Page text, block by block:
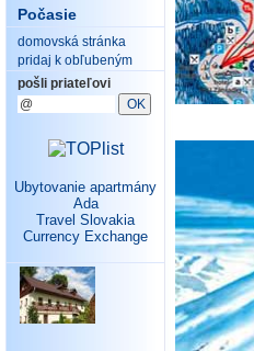
Počasie
domovská stránka
pridaj k obľubeným
pošli priateľovi
Ubytovanie apartmány
Ada
Travel Slovakia
Currency Exchange